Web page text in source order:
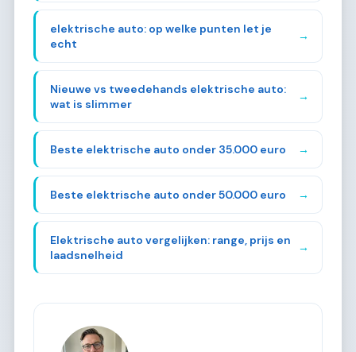
elektrische auto: op welke punten let je
echt
→
Nieuwe vs tweedehands elektrische auto:
wat is slimmer
→
Beste elektrische auto onder 35.000 euro →
Beste elektrische auto onder 50.000 euro →
Elektrische auto vergelijken: range, prijs en
laadsnelheid
→